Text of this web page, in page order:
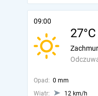
09:00
27°C
Opad: 0 mm
Wiatr:
12 km/h